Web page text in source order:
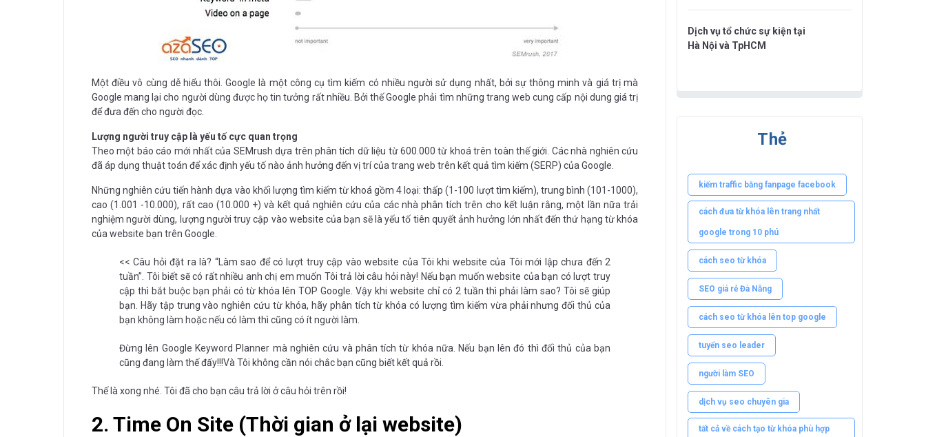
Một điều vô cùng dễ hiểu thôi. Google là một công cụ tìm kiếm có nhiều người sử dụng nhất, bởi sự thông minh và giá trị mà
Google mang lại cho người dùng được họ tin tưởng rất nhiều. Bởi thế Google phải tìm những trang web cung cấp nội dung giá trị
để đưa đến cho người đọc.
Lượng người truy cập là yếu tố cực quan trọng
Theo một báo cáo mới nhất của SEMrush dựa trên phân tích dữ liệu từ 600.000 từ khoá trên toàn thế giới. Các nhà nghiên cứu
đã áp dụng thuật toán để xác định yếu tố nào ảnh hưởng đến vị trí của trang web trên kết quả tìm kiếm (SERP) của Google.
Những nghiên cứu tiến hành dựa vào khối lượng tìm kiếm từ khoá gồm 4 loại: thấp (1-100 lượt tìm kiếm), trung bình (101-1000),
cao (1.001 -10.000), rất cao (10.000 +) và kết quả nghiên cứu của các nhà phân tích trên cho kết luận rằng, một lần nữa trải
nghiệm người dùng, lượng người truy cập vào website của bạn sẽ là yếu tố tiên quyết ảnh hưởng lớn nhất đến thứ hạng từ khóa
của website bạn trên Google.
<< Câu hỏi đặt ra là? “Làm sao để có lượt truy cập vào website của Tôi khi website của Tôi mới lập chưa đến 2
tuần”. Tôi biết sẽ có rất nhiều anh chị em muốn Tôi trả lời câu hỏi này! Nếu bạn muốn website của bạn có lượt truy
cập thì bắt buộc bạn phải có từ khóa lên TOP Google. Vậy khi website chỉ có 2 tuần thì phải làm sao? Tôi sẽ giúp
bạn. Hãy tập trung vào nghiên cứu từ khóa, hãy phân tích từ khóa có lượng tìm kiếm vừa phải nhưng đối thủ của
bạn không làm hoặc nếu có làm thì cũng có ít người làm.
Đừng lên Google Keyword Planner mà nghiên cứu và phân tích từ khóa nữa. Nếu bạn lên đó thì đối thủ của bạn
cũng đang làm thế đấy!!!Và Tôi không cần nói chắc bạn cũng biết kết quả rồi.
Thế là xong nhé. Tôi đã cho bạn câu trả lời ở câu hỏi trên rồi!
2. Time On Site (Thời gian ở lại website)
Dịch vụ tổ chức sự kiện tại
Hà Nội và TpHCM
Thẻ
kiếm traffic bằng fanpage facebook
cách đưa từ khóa lên trang nhất
google trong 10 phú
cách seo từ khóa
SEO giá rẻ Đà Nẵng
cách seo từ khóa lên top google
tuyển seo leader
người làm SEO
dịch vụ seo chuyên gia
tất cả về cách tạo từ khóa phù hợp